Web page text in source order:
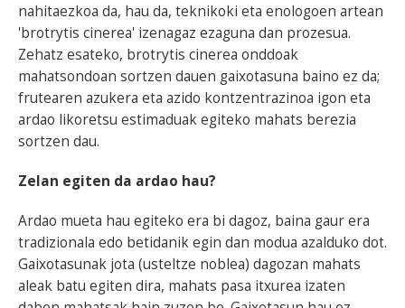
nahitaezkoa da, hau da, teknikoki eta enologoen artean
'brotrytis cinerea' izenagaz ezaguna dan prozesua.
Zehatz esateko, brotrytis cinerea onddoak
mahatsondoan sortzen dauen gaixotasuna baino ez da;
frutearen azukera eta azido kontzentrazinoa igon eta
ardao likoretsu estimaduak egiteko mahats berezia
sortzen dau.
Zelan egiten da ardao hau?
Ardao mueta hau egiteko era bi dagoz, baina gaur era
tradizionala edo betidanik egin dan modua azalduko dot.
Gaixotasunak jota (usteltze noblea) dagozan mahats
aleak batu egiten dira, mahats pasa itxurea izaten